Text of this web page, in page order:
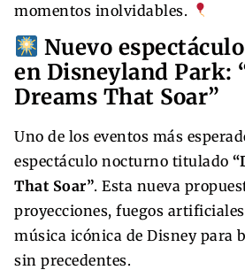
momentos inolvidables.
Nuevo
en Disneyland Park:
Dreams That Soar”
Uno de los eventos más
espectáculo nocturno titulado
That Soar”. Esta nueva
proyecciones, fuegos artificiales
música icónica de Disney para
sin precedentes.